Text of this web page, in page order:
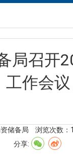
局召开
工作会议
储备局 浏览次数：
分享: